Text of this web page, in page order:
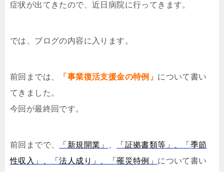
症状が出てきたので、近日病院に行ってきます。
では、ブログの内容に入ります。
前回までは、 「事業復活支援金の特例」 について書い
てきました。
今回が最終回です。
前回までで、 「新規開業」
「証拠書類等」、「季節
性収入」、「法人成り」、「罹災特例」 について書い